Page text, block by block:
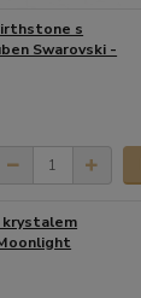
s
Swarovski -
krystalem